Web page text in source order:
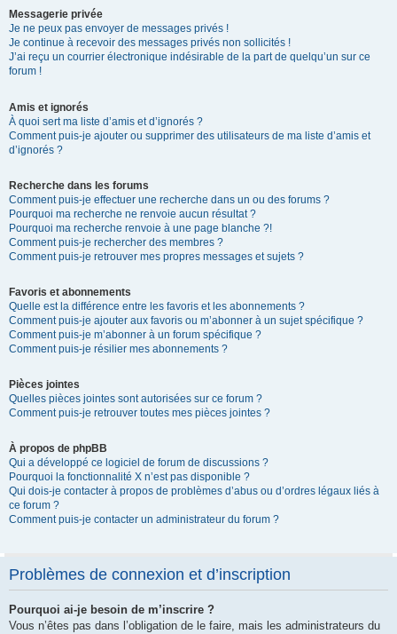
Messagerie privée
Je ne peux pas envoyer de messages privés !
Je continue à recevoir des messages privés non sollicités !
J’ai reçu un courrier électronique indésirable de la part de quelqu’un sur ce
forum !
Amis et ignorés
À quoi sert ma liste d’amis et d’ignorés ?
Comment puis-je ajouter ou supprimer des utilisateurs de ma liste d’amis et
d’ignorés ?
Recherche dans les forums
Comment puis-je effectuer une recherche dans un ou des forums ?
Pourquoi ma recherche ne renvoie aucun résultat ?
Pourquoi ma recherche renvoie à une page blanche ?!
Comment puis-je rechercher des membres ?
Comment puis-je retrouver mes propres messages et sujets ?
Favoris et abonnements
Quelle est la différence entre les favoris et les abonnements ?
Comment puis-je ajouter aux favoris ou m’abonner à un sujet spécifique ?
Comment puis-je m’abonner à un forum spécifique ?
Comment puis-je résilier mes abonnements ?
Pièces jointes
Quelles pièces jointes sont autorisées sur ce forum ?
Comment puis-je retrouver toutes mes pièces jointes ?
À propos de phpBB
Qui a développé ce logiciel de forum de discussions ?
Pourquoi la fonctionnalité X n’est pas disponible ?
Qui dois-je contacter à propos de problèmes d’abus ou d’ordres légaux liés à
ce forum ?
Comment puis-je contacter un administrateur du forum ?
Problèmes de connexion et d’inscription
Pourquoi ai-je besoin de m’inscrire ?
Vous n’êtes pas dans l’obligation de le faire, mais les administrateurs du